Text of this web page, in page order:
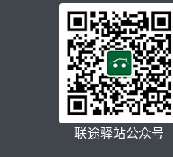
联途驿站公众号